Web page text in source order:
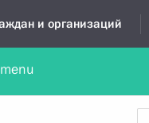
и организаций
в устной форме